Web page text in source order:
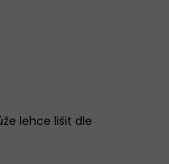
lehce lišit dle